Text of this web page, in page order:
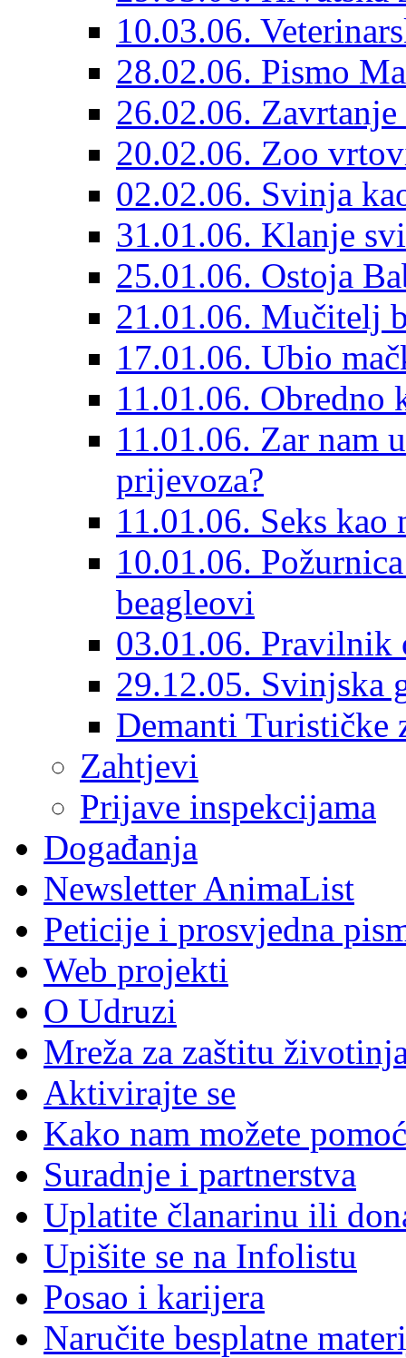
10.03.06.
28.02.06. Pismo
26.02.06.
20.02.06. Zoo
02.02.06. Svinja
31.01.06. Klanje
25.01.06. Ostoja
21.01.06. Mučitelj
17.01.06. Ubio
11.01.06. Obredno
11.01.06. Zar nam
prijevoza?
11.01.06. Seks kao
10.01.06.
beagleovi
03.01.06. Pravilnik
29.12.05. Svinjska
Demanti Turističke
Zahtjevi
Prijave inspekcijama
Događanja
Newsletter AnimaList
Peticije i prosvjedna
Web projekti
O Udruzi
Mreža za zaštitu
Aktivirajte se
Kako nam možete
Suradnje i partnerstva
Uplatite članarinu ili
Upišite se na Infolistu
Posao i karijera
Naručite besplatne